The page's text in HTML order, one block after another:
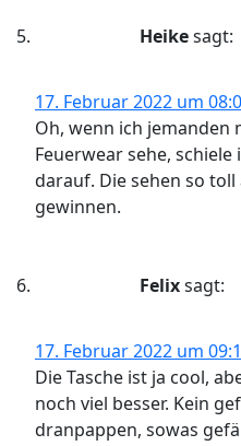
Heikesagt:
17. Februar 2022 um
Oh, wenn ich jemanden
Feuerwear sehe,
darauf. Die sehen so
gewinnen.
Felixsagt:
17. Februar 2022 um
Die Tasche ist ja cool,
noch viel besser. Kein
dranpappen, sowas